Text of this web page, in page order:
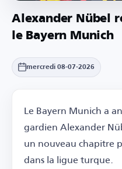
Alexander Nübel
le Bayern Munich
mercredi 08-07-2026
Le Bayern Munich a
gardien Alexander
un nouveau chapitre
dans la ligue turque.